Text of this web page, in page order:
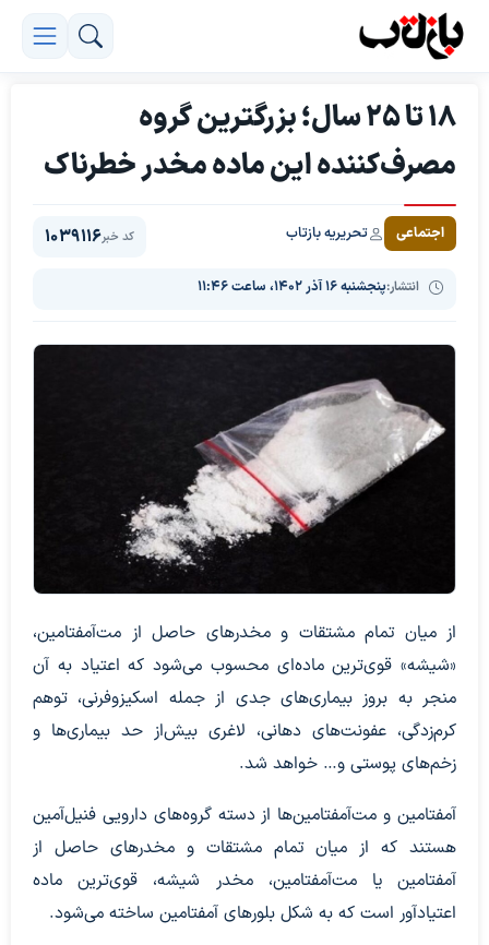
۱۸ تا ۲۵ سال؛ بزرگترین گروه
مصرف‌کننده این ماده مخدر خطرناک
اجتماعی تحریریه بازتاب
انتشار:پنجشنبه ۱۶ آذر ۱۴۰۲، ساعت ۱۱:۴۶
کد خبر1039116
از میان تمام مشتقات و مخدرهای حاصل از مت‌آمفتامین،
«شیشه» قوی‌ترین ماده‌ای محسوب می‌شود که اعتیاد به آن
منجر به بروز بیماری‌های جدی از جمله اسکیزوفرنی، توهم
کرم‌زدگی، عفونت‌های دهانی، لاغری بیش‌از حد بیماری‌ها و
زخم‌های پوستی و… خواهد شد.
آمفتامین و مت‌آمفتامین‌ها از دسته گروه‌های دارویی فنیل‌آمین
هستند که از میان تمام مشتقات و مخدرهای حاصل از
آمفتامین یا مت‌آمفتامین، مخدر شیشه، قوی‌ترین ماده
اعتیادآور است که به شکل بلورهای آمفتامین ساخته می‌شود.